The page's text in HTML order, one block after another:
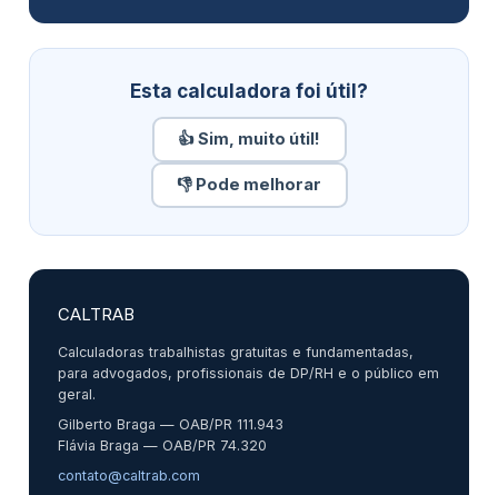
Esta calculadora foi útil?
👍 Sim, muito útil!
👎 Pode melhorar
CALTRAB
Calculadoras trabalhistas gratuitas e fundamentadas,
para advogados, profissionais de DP/RH e o público em
geral.
Gilberto Braga — OAB/PR 111.943
Flávia Braga — OAB/PR 74.320
contato@caltrab.com